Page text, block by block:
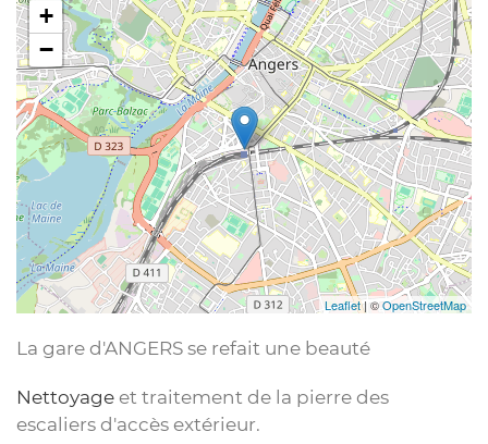
+
−
Leaflet| ©OpenStreetMap
La gare d'ANGERS se refait une beauté
Nettoyage et traitement de la pierre des
escaliers d'accès extérieur.